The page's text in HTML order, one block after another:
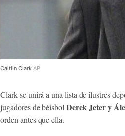
Caitlin Clark AP
Clark se unirá a una lista de ilustres
jugadores de béisbolDerek Jeter y
orden antes que ella.